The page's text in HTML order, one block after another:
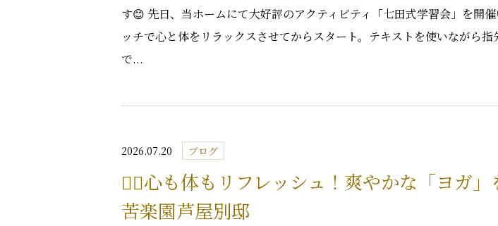
す😊 先日、当ホームにて大好評のアクティビティ「七田式学習会」を開
ッチで心と体をリラックスさせてからスタート。テキストを使いながら
で...
2026.07.20 ブログ
🧘‍♀️心も体もリフレッシュ！爽やかな「ヨガ
苦楽園芦屋別邸